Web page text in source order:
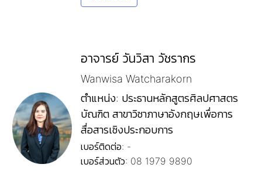
อาจารย์ วันวิสา วัชรากร
Wanwisa Watcharakorn
ตำแหน่ง: ประธานหลักสูตรศิลปศาสตร
บัณฑิต สาขาวิชาภาษาอังกฤษเพื่อการ
สื่อสารเชิงประกอบการ
เบอร์ติดต่อ: -
เบอร์ส่วนตัว: 08 1979 9890